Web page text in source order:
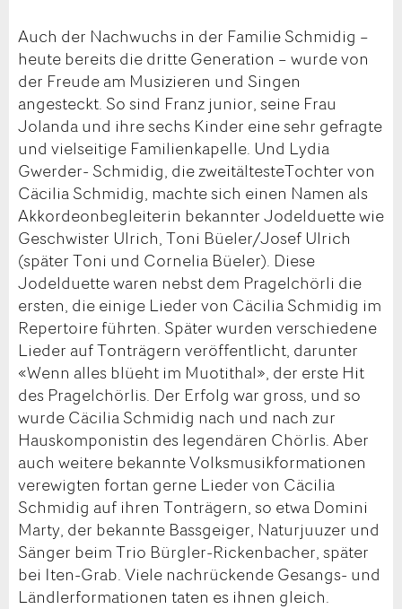
Auch der Nachwuchs in der Familie Schmidig –
heute bereits die dritte Generation – wurde von
der Freude am Musizieren und Singen
angesteckt. So sind Franz junior, seine Frau
Jolanda und ihre sechs Kinder eine sehr gefragte
und vielseitige Familienkapelle. Und Lydia
Gwerder- Schmidig, die zweitältesteTochter von
Cäcilia Schmidig, machte sich einen Namen als
Akkordeonbegleiterin bekannter Jodelduette wie
Geschwister Ulrich, Toni Büeler/Josef Ulrich
(später Toni und Cornelia Büeler). Diese
Jodelduette waren nebst dem Pragelchörli die
ersten, die einige Lieder von Cäcilia Schmidig im
Repertoire führten. Später wurden verschiedene
Lieder auf Tonträgern veröffentlicht, darunter
«Wenn alles blüeht im Muotithal», der erste Hit
des Pragelchörlis. Der Erfolg war gross, und so
wurde Cäcilia Schmidig nach und nach zur
Hauskomponistin des legendären Chörlis. Aber
auch weitere bekannte Volksmusikformationen
verewigten fortan gerne Lieder von Cäcilia
Schmidig auf ihren Tonträgern, so etwa Domini
Marty, der bekannte Bassgeiger, Naturjuuzer und
Sänger beim Trio Bürgler-Rickenbacher, später
bei Iten-Grab. Viele nachrückende Gesangs- und
Ländlerformationen taten es ihnen gleich.